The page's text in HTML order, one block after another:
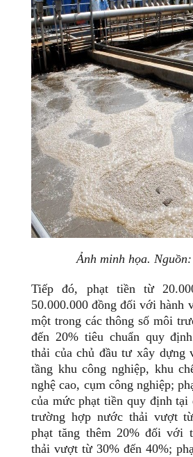
Ảnh minh họa.
Tiếp đó, phạt tiền từ
50.000.000 đồng đối với hành
một trong các thông số môi
đến 20% tiêu chuẩn quy
thải của chủ đầu tư xây dựng
tầng khu công nghiệp, khu
nghệ cao, cụm công nghiệp;
của mức phạt tiền quy định
trường hợp nước thải vượt
phạt tăng thêm 20% đối với
thải vượt từ 30% đến 40%;